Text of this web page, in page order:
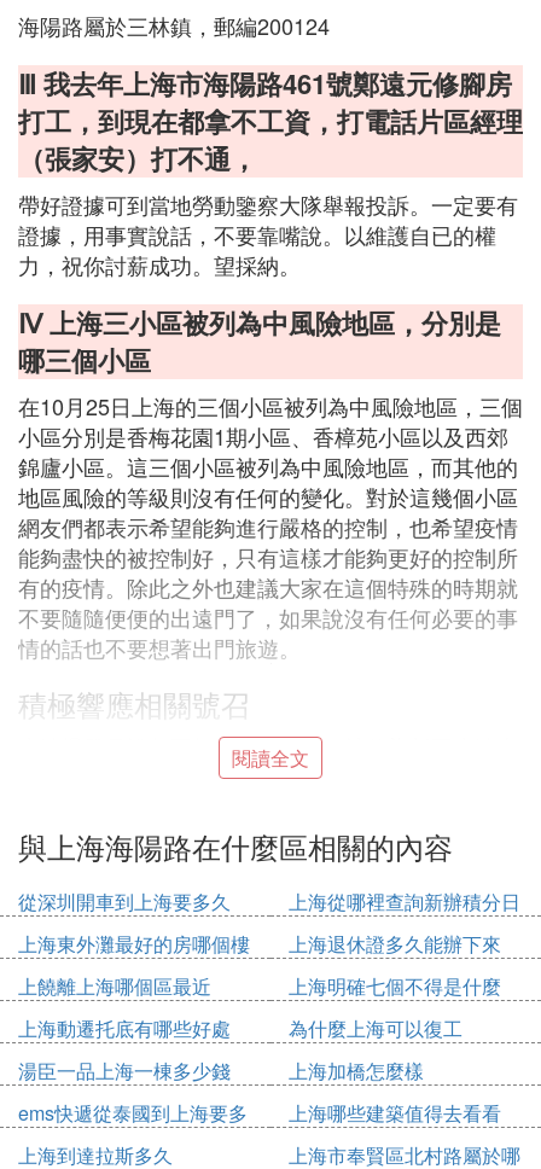
海陽路屬於三林鎮，郵編200124
Ⅲ 我去年上海市海陽路461號鄭遠元修腳房
打工，到現在都拿不工資，打電話片區經理
（張家安）打不通，
帶好證據可到當地勞動鑒察大隊舉報投訴。一定要有
證據，用事實說話，不要靠嘴說。以維護自已的權
力，祝你討薪成功。望採納。
Ⅳ 上海三小區被列為中風險地區，分別是
哪三個小區
在10月25日上海的三個小區被列為中風險地區，三個
小區分別是香梅花園1期小區、香樟苑小區以及西郊
錦廬小區。這三個小區被列為中風險地區，而其他的
地區風險的等級則沒有任何的變化。對於這幾個小區
網友們都表示希望能夠進行嚴格的控制，也希望疫情
能夠盡快的被控制好，只有這樣才能夠更好的控制所
有的疫情。除此之外也建議大家在這個特殊的時期就
不要隨隨便便的出遠門了，如果說沒有任何必要的事
情的話也不要想著出門旅遊。
積極響應相關號召
疫情爆發是誰都不想看到的事情，被傳染新冠疫情也
是大家不想看到的。但是無論如何都希望大家能夠用
願意聽從有關部門的安排，疫情才能夠得到合理的控
制，所以希望大家能夠積極的響應疫情防控的要求。
Ⅳ 上海市楊浦區寧國路到海陽路1125弄25
號702
地鐵12號線 → 地鐵8號線 → 83路 1小時 | 18.1公里 |
步行370米寧國路寧國路站 上車地鐵12號線 （七莘
路方向） 6站曲阜路站 下車 曲阜路站 上車地鐵8號線
（沈杜公路方向） 7站耀華路站 （2口出） 下車 步行
230米上南路浦東南路站 上車83路 5站海陽路雲台路
站 下車 步行 130米上海市楊浦區寧國路到海陽路112
閱讀全文
與上海海陽路在什麼區相關的內容
從深圳開車到上海要多久
上海從哪裡查詢新辦積分日
期
上海東外灘最好的房哪個樓
上海退休證多久能辦下來
上饒離上海哪個區最近
上海明確七個不得是什麼
上海動遷托底有哪些好處
為什麼上海可以復工
湯臣一品上海一棟多少錢
上海加橋怎麼樣
ems快遞從泰國到上海要多
久
上海哪些建築值得去看看
上海到達拉斯多久
上海市奉賢區北村路屬於哪